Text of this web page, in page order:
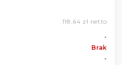
118,64 zł netto
-
Brak
-